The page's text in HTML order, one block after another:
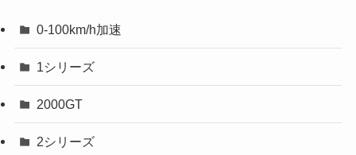
0-100km/h加速
1シリーズ
2000GT
2シリーズ